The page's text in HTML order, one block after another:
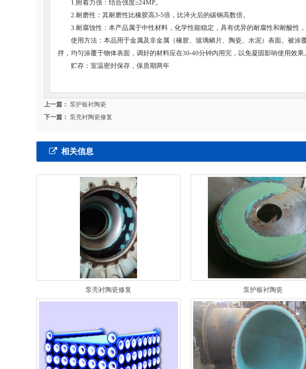
1.附着力强：结合强度≥24MP。
2.耐磨性：其耐磨性比橡胶高3-5倍，比淬火后的碳钢高数倍。
3.耐腐蚀性：本产品属于中性材料，化学性能稳定，具有优异的耐腐性和耐酸性
使用方法：本品用于金属及非金属（橡胶、玻璃鳞片、陶瓷、水泥）表面。被
拌，均匀涂覆于物体表面，调好的材料应在30-40分钟内用完，以免凝固影响使用效果
贮存：室温密封保存，保质期两年
上一篇： 泵护板衬陶瓷
下一篇： 泵壳衬陶瓷修复
相关信息
泵壳衬陶瓷修复 泵护板衬陶瓷